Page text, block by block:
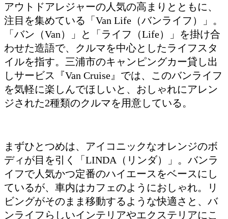
アウトドアレジャーの人気の高まりとともに、
注目を集めている「Van Life（バンライフ）」。
「バン（Van）」と「ライフ（Life）」を掛け合
わせた造語で、クルマを中心としたライフスタ
イルを指す。三浦市のキャンピングカー貸し出
しサービス『Van Cruise』では、このバンライフ
を気軽に楽しんでほしいと、おしゃれにアレン
ジされた2種類のクルマを用意している。
まずひとつめは、アイコニックなオレンジのボ
ディが目を引く「LINDA（リンダ）」。バンラ
イフで人気かつ定番のハイエースをベースにし
ているが、車内はカフェのようにおしゃれ。リ
ビングがそのまま移動するような快適さと、バ
ンライフらしいインテリアやエクステリアにこ